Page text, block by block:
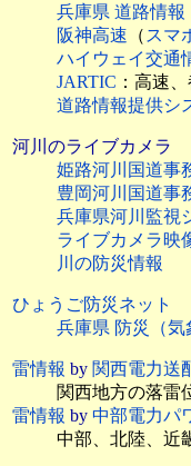
兵庫県 道路情報
阪神高速 （スマ
ハイウェイ交通
JARTIC ：高速
道路情報提供シ
河川のライブカメラ
姫路河川国道事
豊岡河川国道事
兵庫県河川監視
ライブカメラ映
川の防災情報
ひょうご防災ネット
兵庫県 防災（気
雷情報 by 関西電力送
関西地方の落雷
雷情報 by 中部電力パ
中部、北陸、近